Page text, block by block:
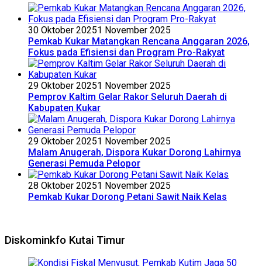
30 Oktober 20251 November 2025
Pemkab Kukar Matangkan Rencana Anggaran 2026,
Fokus pada Efisiensi dan Program Pro-Rakyat
29 Oktober 20251 November 2025
Pemprov Kaltim Gelar Rakor Seluruh Daerah di
Kabupaten Kukar
29 Oktober 20251 November 2025
Malam Anugerah, Dispora Kukar Dorong Lahirnya
Generasi Pemuda Pelopor
28 Oktober 20251 November 2025
Pemkab Kukar Dorong Petani Sawit Naik Kelas
Diskominkfo Kutai Timur